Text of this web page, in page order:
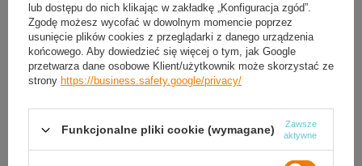
NASZ BESTSELLER
Transportowy Kempingowy Składany
NASZ BESTSELLER
Transportowy Kempingowy Składany
Z Daszkiem 120 L
lub dostępu do nich klikając w zakładkę „Konfiguracja zgód”.
Zgodę możesz wycofać w dowolnym momencie poprzez
usunięcie plików cookies z przeglądarki z danego urządzenia
końcowego. Aby dowiedzieć się więcej o tym, jak Google
przetwarza dane osobowe Klient/użytkownik może skorzystać ze
strony https://business.safety.google/privacy/
Funkcjonalne pliki cookie (wymagane)
Zawsze
aktywne